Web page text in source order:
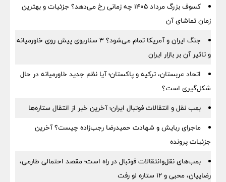
کسوف بزرگ مرداد ۱۴۰۵ چه زمانی رخ می‌دهد؟ جزئیات و بهترین
زمان تماشای آن
جنگ ایران و آمریکا تمام می‌شود؟ ۳ سناریوی پیش روی خاورمیانه
و تاثیر آن بر بازار ایران
اتحاد عربستان، ترکیه و پاکستان؛ آیا نظم جدید خاورمیانه در حال
شکل‌گیری است؟
بمب نقل‌ و انتقالات فوتبال ایران؛ آخرین خبر از انتقال ستاره‌ها
ماجرای ربایش و شهادت حمیدرضا رجب‌زاده چیست؟ آخرین
جزئیات پرونده
بمب‌های نقل‌وانتقالات فوتبال در راه است؛ مقصد احتمالی طارمی،
رضاییان، محبی و ۱۲ ستاره لو رفت